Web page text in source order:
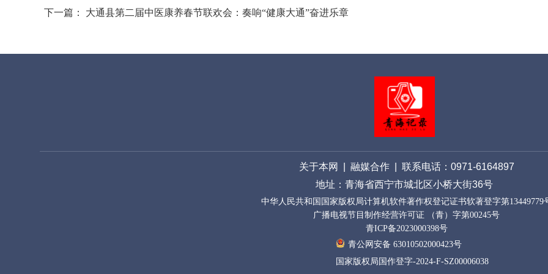
下一篇： 大通县第二届中医康养春节联欢会：奏响“健康大通”奋进乐章
青公网安备 63010502000423号
关于本网 融媒合作 | 联系电话：0971-6164897
中华人民共和国国家版权局计算机软件著作权登记证书软著登字第13449779
地址：青海省西宁市城北区小桥大街36号
国家版权局国作登字-2024-F-SZ00006038
青ICP备2023000398号
广播电视节目制作经营许可证 （青）字第00245号